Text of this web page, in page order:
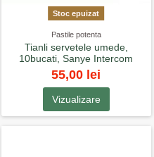
Stoc epuizat
Pastile potenta
Tianli servetele umede,
10bucati, Sanye Intercom
55,00 lei
Vizualizare